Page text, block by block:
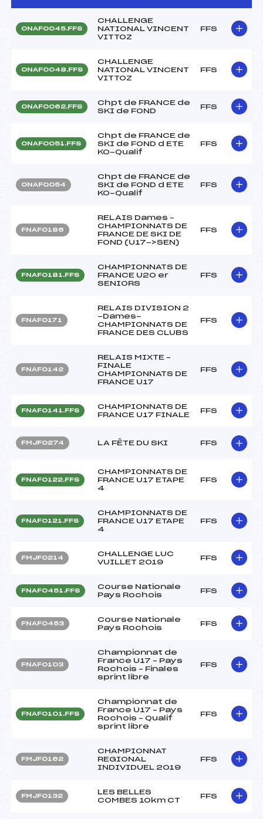
ONAF0045.FFS
CHALLENGE
NATIONAL VINCENT
VITTOZ
FFS
ONAF0048.FFS
CHALLENGE
NATIONAL VINCENT
VITTOZ
FFS
ONAF0062.FFS
Chpt de FRANCE de
SKI de FOND
FFS
ONAF0051.FFS
Chpt de FRANCE de
SKI de FOND d ETE
KO-Qualif
FFS
ONAF0054
Chpt de FRANCE de
SKI de FOND d ETE
KO-Qualif
FFS
FNAF0186
RELAIS Dames –
CHAMPIONNATS DE
FRANCE DE SKI DE
FOND (U17->SEN)
FFS
FNAF0181.FFS
CHAMPIONNATS DE
FRANCE U20 er
SENIORS
FFS
FNAF0171
RELAIS DIVISION 2
-Dames-
CHAMPIONNATS DE
FRANCE DES CLUBS
FFS
FNAF0142
RELAIS MIXTE –
FINALE
CHAMPIONNATS DE
FRANCE U17
FFS
FNAF0141.FFS
CHAMPIONNATS DE
FRANCE U17 FINALE
FFS
FMJF0274 LA FÊTE DU SKI FFS
FNAF0122.FFS
CHAMPIONNATS DE
FRANCE U17 ETAPE
4
FFS
FNAF0121.FFS
CHAMPIONNATS DE
FRANCE U17 ETAPE
4
FFS
FMJF0214
CHALLENGE LUC
VUILLET 2019
FFS
FNAF0451.FFS
Course Nationale
Pays Rochois
FFS
FNAF0453
Course Nationale
Pays Rochois
FFS
FNAF0103
Championnat de
France U17 – Pays
Rochois – Finales
sprint libre
FFS
FNAF0101.FFS
Championnat de
France U17 – Pays
Rochois – Qualif
sprint libre
FFS
FMJF0162
CHAMPIONNAT
REGIONAL
INDIVIDUEL 2019
FFS
FMJF0132
LES BELLES
COMBES 10km CT
FFS